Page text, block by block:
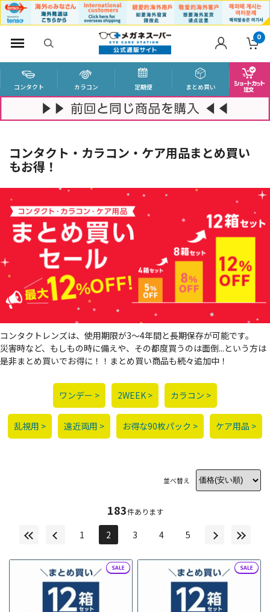
0
コンタクト カラコン 定期便 まとめ買い
コンタクト・カラコン・ケア用品まとめ買い
もお得！
コンタクトレンズは、使用期限が3～4年間と長期保存が可能です。
災害時など、もしもの時に備えや、その都度買うのは面倒...という方は
是非まとめ買いでお得に！！まとめ買い商品も続々追加中！
ワンデー > 2WEEK > カラコン >
乱視用 > 遠近両用 > お得な90枚パック > ケア用品 >
並べ替え
183件あります
1 2 3 4 5